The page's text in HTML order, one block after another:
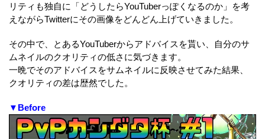
リティも独自に「どうしたらYouTuberっぽくなるのか」を考
えながらTwitterにその画像をどんどん上げていきました。
その中で、とあるYouTuberからアドバイスを貰い、自分のサ
ムネイルのクオリティの低さに気づきます。
一晩でそのアドバイスをサムネイルに反映させてみた結果、
クオリティの差は歴然でした。
▼Before